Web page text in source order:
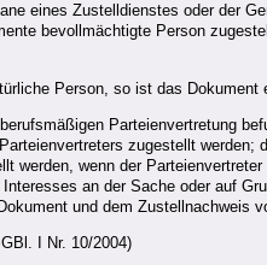
eines Zustelldienstes oder der
bevollmächtigte Person
Person, so ist das
Parteienvertretung
zugestellt
werden, wenn der
an der Sache oder auf
und dem
I Nr. 10/2004)